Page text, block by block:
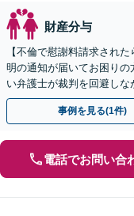
財産分与
【不倫で慰謝料請求され
明の通知が届いてお困り
い弁護士が裁判を回避し
相談可(予約制)】【関東エ
事例を見る(1件)
電話でお問い合